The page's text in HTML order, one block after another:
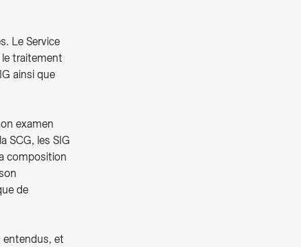
Le Service
le traitement
ainsi que
examen
SCG, les SIG
composition
de
entendus, et